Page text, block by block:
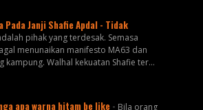
Pada Janji Shafie Apdal - Tidak
pihak yang terdesak. Semasa
menunaikan manifesto MA63 dan
kampung. Walhal kekuatan Shafie ter...
apa warna hitam be like - Bila orang